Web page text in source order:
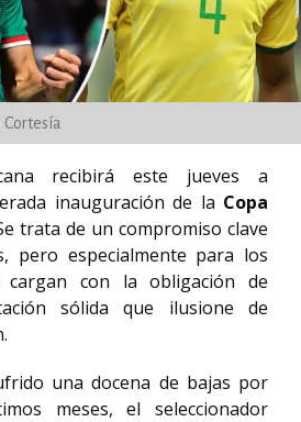
Cortesía
recibirá este jueves a
inauguración de la Copa
trata de un compromiso clave
pero especialmente para los
cargan con la obligación de
sólida que ilusione de
una docena de bajas por
meses, el seleccionador